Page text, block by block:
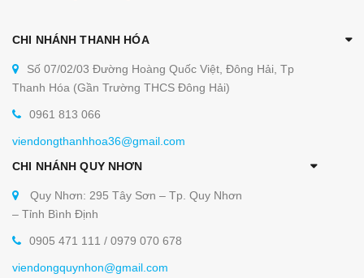
CHI NHÁNH THANH HÓA
Số 07/02/03 Đường Hoàng Quốc Việt, Đông Hải, Tp
Thanh Hóa (Gần Trường THCS Đông Hải)
0961 813 066
viendongthanhhoa36@gmail.com
CHI NHÁNH QUY NHƠN
Quy Nhơn: 295 Tây Sơn – Tp. Quy Nhơn
– Tỉnh Bình Định
0905 471 111 / 0979 070 678
viendongquynhon@gmail.com